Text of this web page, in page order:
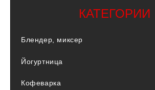
КАТЕГОРИИ
Блендер, миксер
Йогуртница
Кофеварка